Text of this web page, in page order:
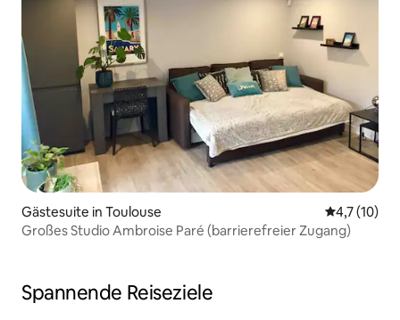
Gästesuite in Toulouse
4,7 (10)
Großes Studio Ambroise Paré (barrierefreier Zugang)
Spannende Reiseziele